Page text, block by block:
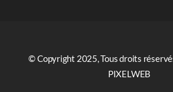
© Copyright 2025, Tous droits
PIXELWEB